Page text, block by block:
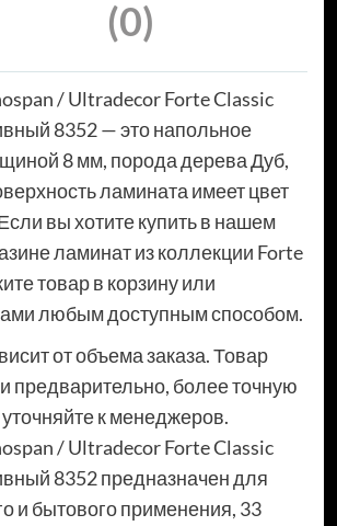
(0)
/ Ultradecor Forte Classic
8352 — это напольное
8 мм, порода дерева Дуб,
ламината имеет цвет
вы хотите купить в нашем
ламинат из коллекции Forte
товар в корзину или
любым доступным способом.
от объема заказа. Товар
предварительно, более точную
к менеджеров.
/ Ultradecor Forte Classic
8352 предназначен для
и бытового применения, 33